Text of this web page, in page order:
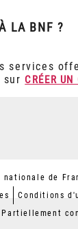
LA BNF ?
services
sur CRÉER
de
Conditions